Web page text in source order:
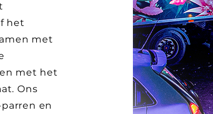
het
met
met het
Ons
en